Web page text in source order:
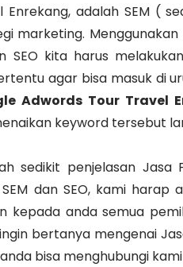
Enrekang, adalah SEM (
marketing.
SEO kita harus
agar bisa masuk di
Adwords Tour Travel
keyword tersebut
sedikit penjelasan Jasa
dan SEO, kami
kepada anda semua
bertanya mengenai
bisa menghubungi